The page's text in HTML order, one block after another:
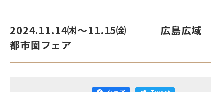
アクセス
2024.11.14㈭～11.15㈮ 広島広域
都市圏フェア